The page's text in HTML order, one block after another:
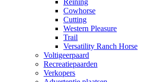
Reining
Cowhorse
Cutting
Western Pleasure
Trail
Versatility Ranch Horse
Voltigeerpaard
Recreatiepaarden
Verkopers